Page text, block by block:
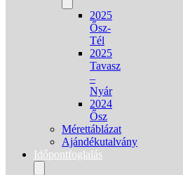
2025
Ősz-
Tél
2025
Tavasz
–
Nyár
2024
Ősz
Mérettáblázat
Ajándékutalvány
Időpontfoglalás